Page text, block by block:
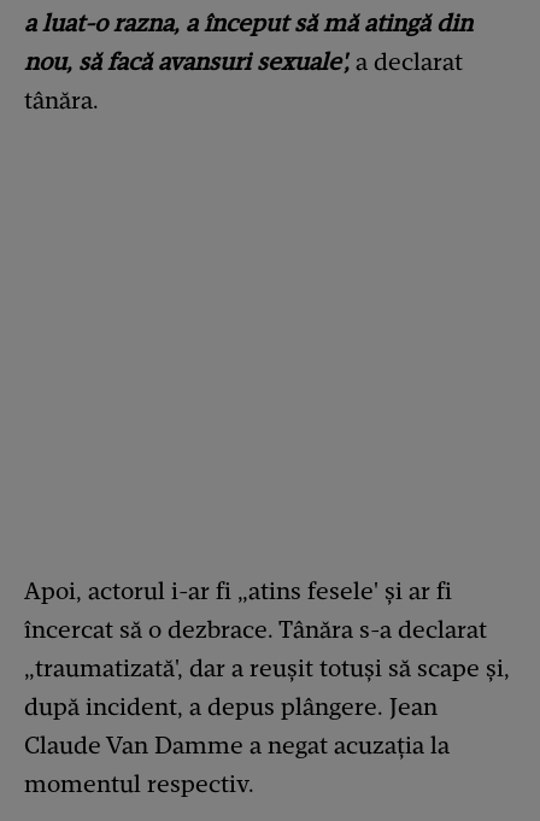
a luat-o razna, a început să mă atingă din
nou, să facă avansuri sexuale', a declarat
tânăra.
Apoi, actorul i-ar fi „atins fesele' și ar fi
încercat să o dezbrace. Tânăra s-a declarat
„traumatizată', dar a reușit totuși să scape și,
după incident, a depus plângere. Jean
Claude Van Damme a negat acuzația la
momentul respectiv.